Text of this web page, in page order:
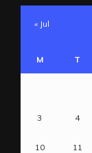
M T
3 4
10 11
« Jul